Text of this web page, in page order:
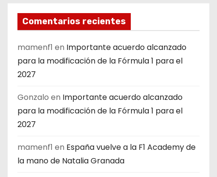
Comentarios recientes
mamenf1 en Importante acuerdo alcanzado
para la modificación de la Fórmula 1 para el
2027
Gonzalo en Importante acuerdo alcanzado
para la modificación de la Fórmula 1 para el
2027
mamenf1 en España vuelve a la F1 Academy de
la mano de Natalia Granada